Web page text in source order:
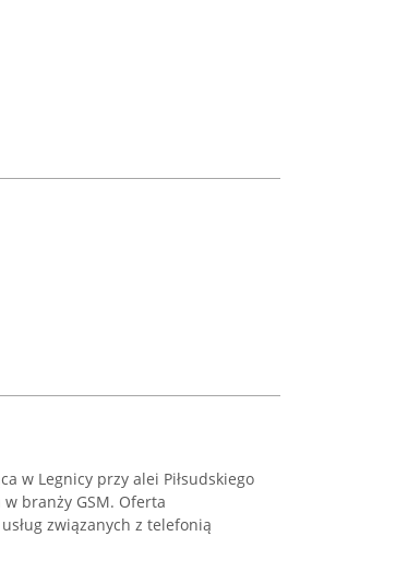
w Legnicy przy alei Piłsudskiego
branży GSM. Oferta
związanych z telefonią